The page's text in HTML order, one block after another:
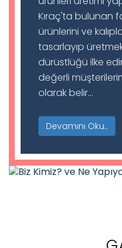
Kıraç'ta bulunan
ürünlerini ve
tasarlayıp
dürüstlüğü ilke
değerli
olarak belir...
Devamını Oku..